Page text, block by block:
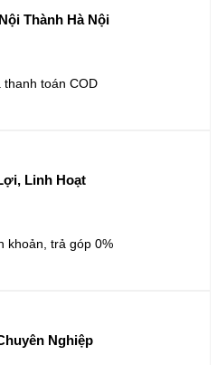
Thành Hà Nội
thanh toán COD
Linh Hoạt
khoản, trả góp 0%
Nghiệp